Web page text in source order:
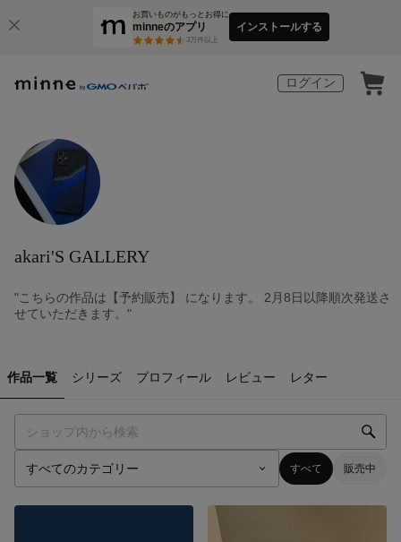
お買いものがもっとお得に
minneのアプリ
3万件以上
インストールする
ログイン
akari'S GALLERY
"こちらの作品は【予約販売】 になります。 2月8日以降順次発送さ
せていただきます。"
作品一覧 シリーズ プロフィール レビュー レター
すべて 販売中